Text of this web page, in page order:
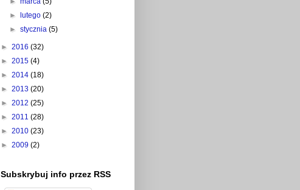
►
lutego(2)
►stycznia(5)
► 2016 (32)
► 2015 (4)
► 2014 (18)
► 2013 (20)
► 2012 (25)
► 2011 (28)
► 2010 (23)
► 2009 (2)
Subskrybuj info przez RSS